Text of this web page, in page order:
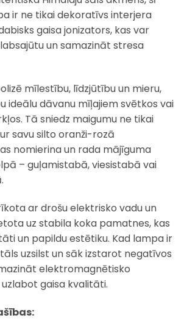
ir ne tikai dekoratīvs interjera
gaisa jonizators, kas var
un samazināt stresa
mīlestību, līdzjūtību un mieru,
ideālu dāvanu mīļajiem svētkos vai
Tā sniedz maigumu ne tikai
savu silto oranži-rozā
nomierina un rada mājīguma
– guļamistabā, viesistabā vai
ar drošu elektrisko vadu un
uz stabila koka pamatnes, kas
un papildu estētiku. Kad lampa ir
uzsilst un sāk izstarot negatīvos
elektromagnētisko
gaisa kvalitāti.